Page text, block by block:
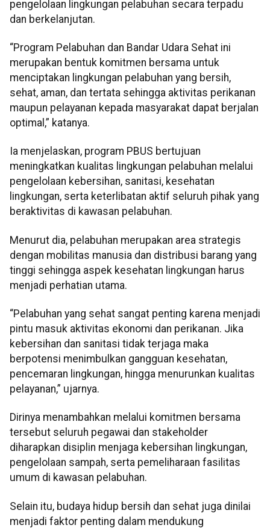
pengelolaan lingkungan pelabuhan secara terpadu
dan berkelanjutan.
“Program Pelabuhan dan Bandar Udara Sehat ini
merupakan bentuk komitmen bersama untuk
menciptakan lingkungan pelabuhan yang bersih,
sehat, aman, dan tertata sehingga aktivitas perikanan
maupun pelayanan kepada masyarakat dapat berjalan
optimal,” katanya.
Ia menjelaskan, program PBUS bertujuan
meningkatkan kualitas lingkungan pelabuhan melalui
pengelolaan kebersihan, sanitasi, kesehatan
lingkungan, serta keterlibatan aktif seluruh pihak yang
beraktivitas di kawasan pelabuhan.
Menurut dia, pelabuhan merupakan area strategis
dengan mobilitas manusia dan distribusi barang yang
tinggi sehingga aspek kesehatan lingkungan harus
menjadi perhatian utama.
“Pelabuhan yang sehat sangat penting karena menjadi
pintu masuk aktivitas ekonomi dan perikanan. Jika
kebersihan dan sanitasi tidak terjaga maka
berpotensi menimbulkan gangguan kesehatan,
pencemaran lingkungan, hingga menurunkan kualitas
pelayanan,” ujarnya.
Dirinya menambahkan melalui komitmen bersama
tersebut seluruh pegawai dan stakeholder
diharapkan disiplin menjaga kebersihan lingkungan,
pengelolaan sampah, serta pemeliharaan fasilitas
umum di kawasan pelabuhan.
Selain itu, budaya hidup bersih dan sehat juga dinilai
menjadi faktor penting dalam mendukung